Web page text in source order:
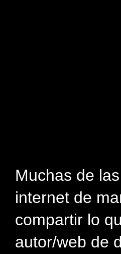
Muchas de
internet de
compartir lo
autor/web de